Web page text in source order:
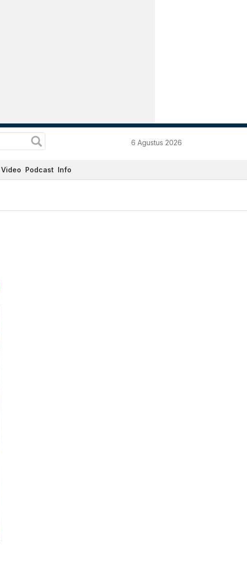
6 Agustus 2026
Video Podcast Info